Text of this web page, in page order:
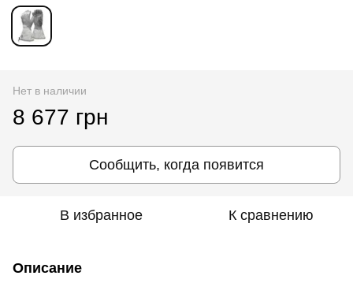
Нет в наличии
8 677 грн
Сообщить, когда появится
В избранное К сравнению
Описание